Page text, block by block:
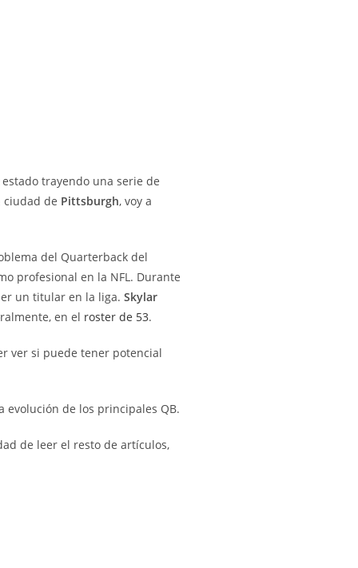
trayendo una serie de
ciudad de Pittsburgh, voy a
del Quarterback del
profesional en la NFL. Durante
un titular en la liga. Skylar
en el roster de 53.
ver si puede tener potencial
de los principales QB.
de leer el resto de artículos,